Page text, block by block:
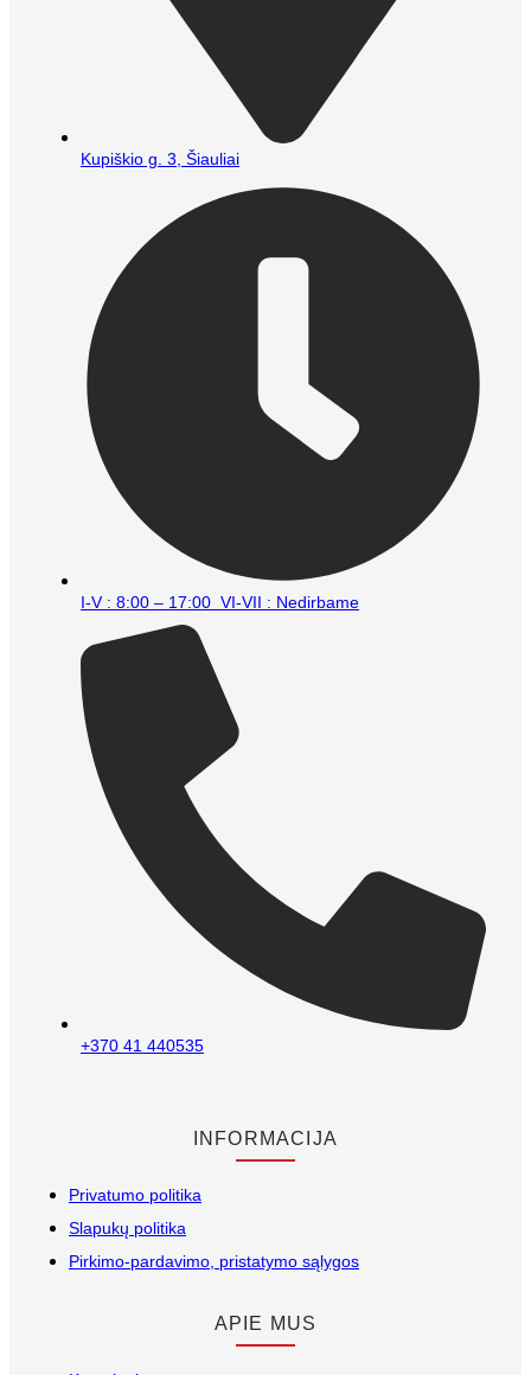
Kupiškio g. 3, Šiauliai
I-V : 8:00 – 17:00 VI-VII : Nedirbame
+370 41 440535
INFORMACIJA
Privatumo politika
Slapukų politika
Pirkimo-pardavimo, pristatymo sąlygos
APIE MUS